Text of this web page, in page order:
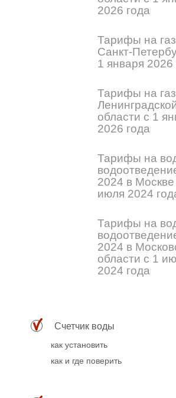
2026 года
Тарифы на
Санкт-
1 января 2026
Тарифы на
области с 1
2026 года
Тарифы на
2024 в Москве
июля 2024
Тарифы на
2024 в
области с 1
2024 года
Счетчик воды
как установить
как и где поверить